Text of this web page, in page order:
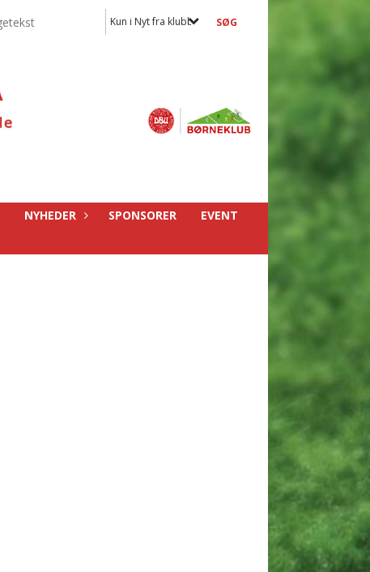
Kun i Nyt fra klubben
NYHEDER SPONSORER
EVENT